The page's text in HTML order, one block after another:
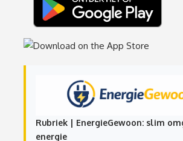
Rubriek | EnergieGewoon: slim
energie